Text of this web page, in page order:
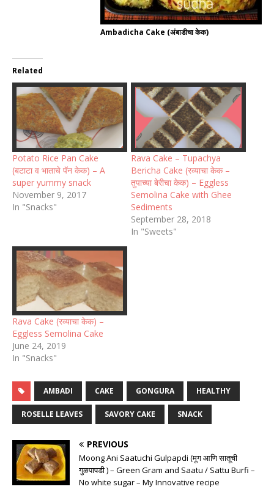
Ambadicha Cake (अंबाडीचा केक)
Related
Potato Rice Pan Cake
(बटाटा व भाताचे पॅन केक) – A
super yummy snack
November 9, 2017
In "Snacks"
Rava Cake – Tupachya
Bericha Cake (रव्याचा केक –
तुपाच्या बेरीचा केक) – Eggless
Semolina Cake with Ghee
Sediments
September 28, 2018
In "Sweets"
Rava Cake (रव्याचा केक) –
Eggless Semolina Cake
June 24, 2019
In "Snacks"
AMBADI CAKE GONGURA HEALTHY
ROSELLE LEAVES SAVORY CAKE SNACK
PREVIOUS
Moong Ani Saatuchi Gulpapdi (मूग आणि सातूची
गुळपापडी ) – Green Gram and Saatu / Sattu Burfi –
No white sugar – My Innovative recipe